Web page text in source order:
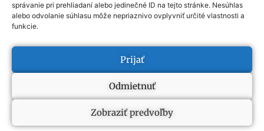
správanie pri prehliadaní alebo jedinečné ID na tejto stránke. Nesúhlas
alebo odvolanie súhlasu môže nepriaznivo ovplyvniť určité vlastnosti a
funkcie.
Prijať
Odmietnuť
Zobraziť predvoľby
Angličtina Nemčina
prehľad pojmov–prehľad kategórií
2022, ONDREJ HALAMA
WEBOVÉ STRÁNKY NA MIERU OD VERTECO.DIGITAL